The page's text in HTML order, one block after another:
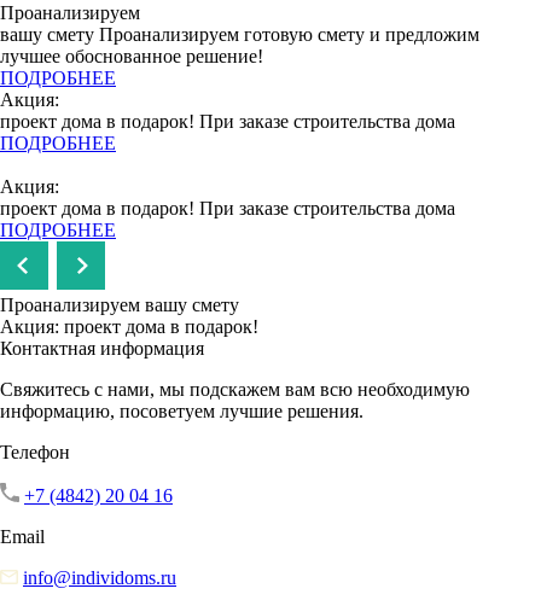
Проанализируем
вашу смету Проанализируем готовую смету и предложим
лучшее обоснованное решение!
ПОДРОБНЕЕ
Акция:
проект дома в подарок! При заказе строительства дома
ПОДРОБНЕЕ
Акция:
проект дома в подарок! При заказе строительства дома
ПОДРОБНЕЕ
Проанализируем вашу смету
Акция: проект дома в подарок!
Контактная информация
Свяжитесь с нами, мы подскажем вам всю необходимую
информацию, посоветуем лучшие решения.
Телефон
+7 (4842) 20 04 16
Email
info@individoms.ru